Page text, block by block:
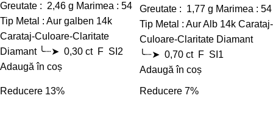
Greutate : 2,46 g Marimea : 54
Tip Metal : Aur galben 14k
Carataj-Culoare-Claritate
Diamant ╰┈➤ 0,30 ct F SI2
Adaugă în coș
Greutate : 1,77 g Marimea : 54
Tip Metal : Aur Alb 14k Carataj-
Culoare-Claritate Diamant
╰┈➤ 0,70 ct F SI1
Adaugă în coș
Reducere 13% Reducere 7%